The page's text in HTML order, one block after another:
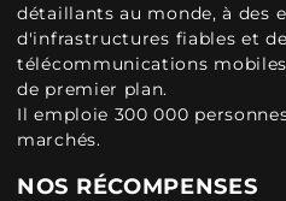
détaillants au monde, à des
d'infrastructures fiables et
télécommunications
de premier plan.
Il emploie 300 000
marchés.
NOS RÉCOMPENSES